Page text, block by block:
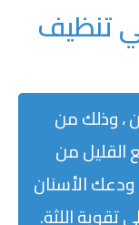
تنظيف
، وذلك من
القليل من
الأسنان
تقوية اللثة.